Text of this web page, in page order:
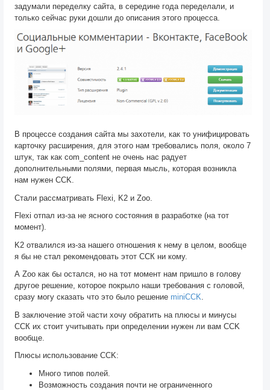
задумали переделку сайта, в середине года переделали, и
только сейчас руки дошли до описания этого процесса.
В процессе создания сайта мы захотели, как то унифицировать
карточку расширения, для этого нам требовались поля, около 7
штук, так как com_content не очень нас радует
дополнительными полями, первая мысль, которая возникла
нам нужен CCK.
Стали рассматривать Flexi, K2 и Zoo.
Flexi отпал из-за не ясного состояния в разработке (на тот
момент).
K2 отвалился из-за нашего отношения к нему в целом, вообще
я бы не стал рекомендовать этот ССК ни кому.
А Zoo как бы остался, но на тот момент нам пришло в голову
другое решение, которое покрыло наши требования с головой,
сразу могу сказать что это было решение miniCCK.
В заключение этой части хочу обратить на плюсы и минусы
ССК их стоит учитывать при определении нужен ли вам CCK
вообще.
Плюсы использование CCK:
Много типов полей.
Возможность создания почти не ограниченного